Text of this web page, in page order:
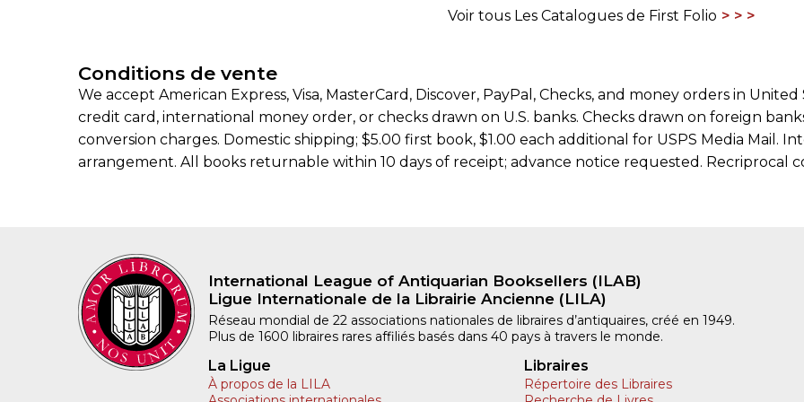
Voir tous Les Catalogues de First Folio
Conditions de vente
We accept American Express, Visa, MasterCard, Discover, PayPal, Checks, and money orders in
credit card, international money order, or checks drawn on U.S. banks. Checks drawn on foreign
conversion charges. Domestic shipping; $5.00 first book, $1.00 each additional for USPS Media Mail.
arrangement. All books returnable within 10 days of receipt; advance notice requested. Recriprocal
International League of Antiquarian Booksellers (ILAB)
Ligue Internationale de la Librairie Ancienne (LILA)
Réseau mondial de 22 associations nationales de libraires d’antiquaires, créé en 1949.
Plus de 1600 libraires rares affiliés basés dans 40 pays à travers le monde.
La Ligue
À propos de la LILA
Libraires
Répertoire des Libraires